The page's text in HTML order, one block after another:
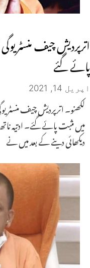
پائے گئے
اپریل 14, 2021
میں مثبت پائے گئے۔ ادتیہ
دیکھائی دینے کے بعد میں نے